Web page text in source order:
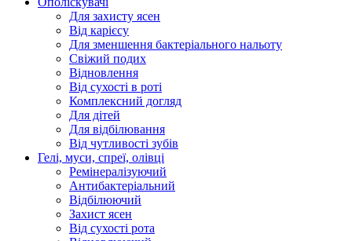
Для захисту ясен
Від карієсу
Для зменшення бактеріального нальоту
Свіжий подих
Відновлення
Від сухості в роті
Комплексний догляд
Для дітей
Для відбілювання
Від чутливості зубів
Гелі, муси, спреї, олівці
Ремінералізуючий
Антибактеріальний
Відбілюючий
Захист ясен
Від сухості рота